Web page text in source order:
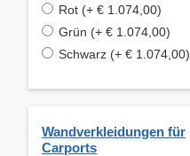
Rot (+ € 1.074,00)
Grün (+ € 1.074,00)
Schwarz (+ € 1.074,00)
Wandverkleidungen für
Carports